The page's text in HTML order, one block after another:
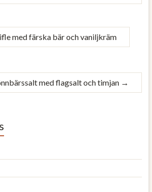
med färska bär och vaniljkräm
med flagsalt och timjan →